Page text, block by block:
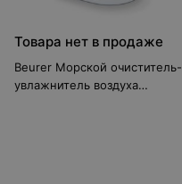
Товара нет в продаже
Beurer Морской очиститель-
увлажнитель воздуха